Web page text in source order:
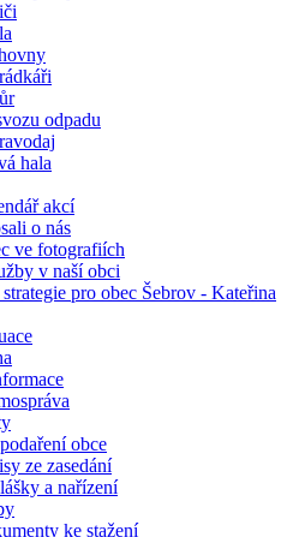
odpadu
hala
akcí
o nás
ve fotografiích
v naší obci
pro obec Šebrov - Kateřina
obce
ze zasedání
a nařízení
ke stažení